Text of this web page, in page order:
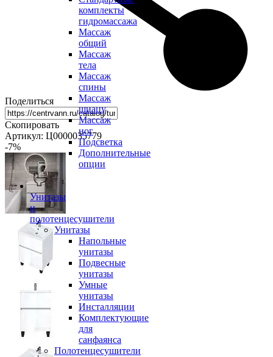
комплекты
гидромассажа
Массаж
общий
Массаж
тела
Массаж
спины
Массаж
шиацу
Массаж
ног
Подсветка
Дополнительные
опции
Унитазы
и
полотенцесушители
Унитазы
Напольные
унитазы
Подвесные
унитазы
Умные
унитазы
Инсталляции
Комплектующие
для
санфаянса
Полотенцесушители
Поделиться
Скопировать
Артикул: Ц0000035779
-7%